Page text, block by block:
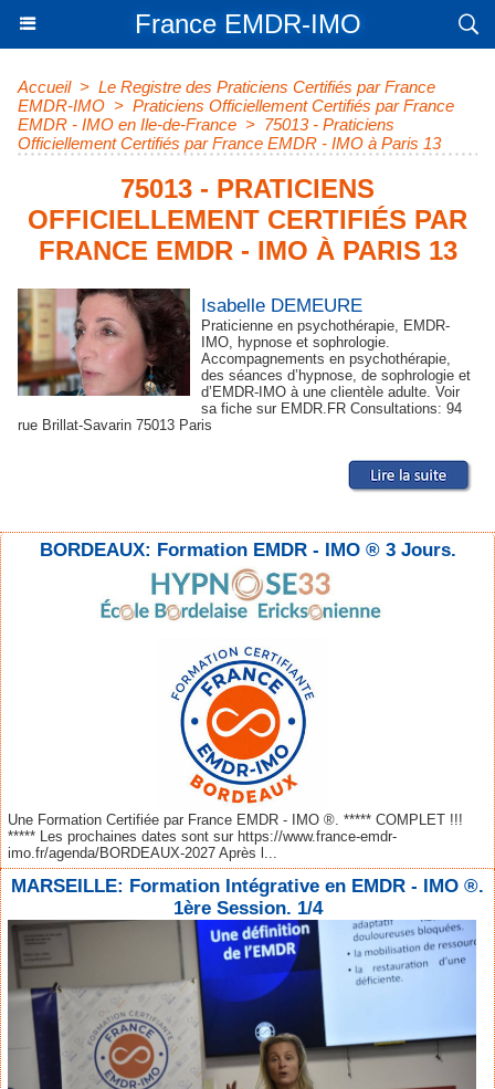
France EMDR-IMO
Accueil > Le Registre des Praticiens Certifiés par France
EMDR-IMO > Praticiens Officiellement Certifiés par France
EMDR - IMO en Ile-de-France > 75013 - Praticiens
Officiellement Certifiés par France EMDR - IMO à Paris 13
75013 - PRATICIENS
OFFICIELLEMENT CERTIFIÉS PAR
FRANCE EMDR - IMO À PARIS 13
Isabelle DEMEURE
Praticienne en psychothérapie, EMDR-
IMO, hypnose et sophrologie.
Accompagnements en psychothérapie,
des séances d’hypnose, de sophrologie et
d’EMDR-IMO à une clientèle adulte. Voir
sa fiche sur EMDR.FR Consultations: 94
rue Brillat-Savarin 75013 Paris
BORDEAUX: Formation EMDR - IMO ® 3 Jours.
Une Formation Certifiée par France EMDR - IMO ®. ***** COMPLET !!!
***** Les prochaines dates sont sur https://www.france-emdr-
imo.fr/agenda/BORDEAUX-2027 Après l...
MARSEILLE: Formation Intégrative en EMDR - IMO ®.
1ère Session. 1/4